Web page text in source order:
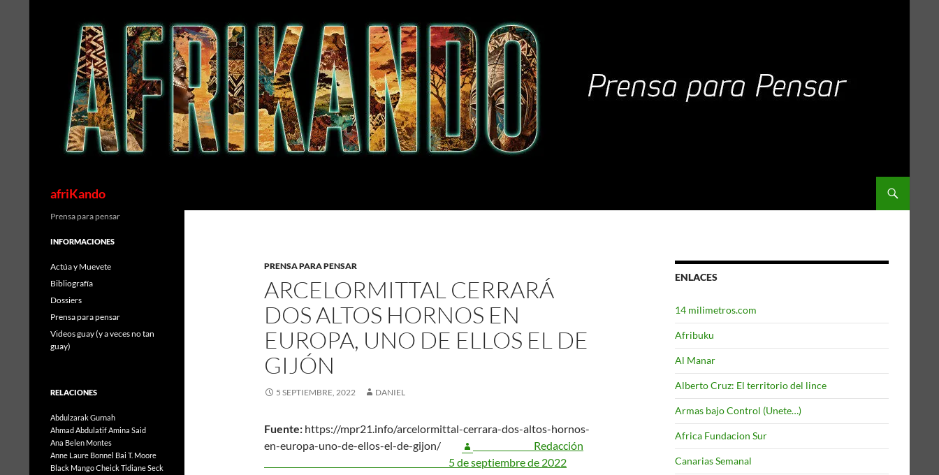
afriKando
PRENSA PARA PENSAR
ARCELORMITTAL CERRARÁ
DOS ALTOS HORNOS EN
EUROPA, UNO DE ELLOS EL DE
GIJÓN
5 SEPTIEMBRE, 2022 DANIEL
Fuente: https://mpr21.info/arcelormittal-cerrara-dos-altos-hornos-
en-europa-uno-de-ellos-el-de-gijon/
Redacción
5 de septiembre de 2022
ENLACES
14 milimetros.com
Afribuku
Al Manar
Alberto Cruz: El territorio del lince
Armas bajo Control (Unete…)
Africa Fundacion Sur
Canarias Semanal
Prensa para pensar
INFORMACIONES
Actúa y Muevete
Bibliografía
Dossiers
Prensa para pensar
Videos guay (y a veces no tan
guay)
RELACIONES
Abdulzarak Gurnah
Ahmad AbdulatifAmina Said
Ana Belen Montes
Anne Laure Bonnel Bai T. Moore
Black MangoCheick Tidiane Seck